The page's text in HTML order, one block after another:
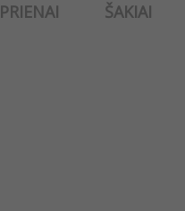
PRIENAI ŠAKIAI